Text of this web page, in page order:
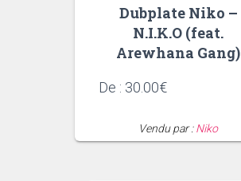
Dubplate Niko –
N.I.K.O (feat.
Arewhana Gang)
De : 30.00€
Vendu par :Niko